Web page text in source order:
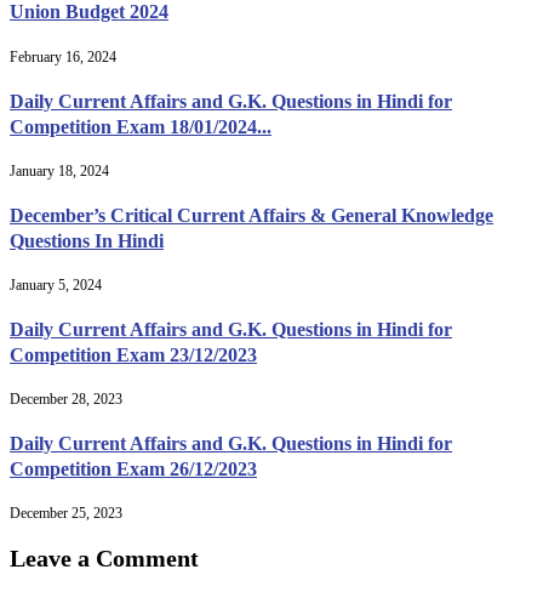
Union Budget 2024
February 16, 2024
Daily Current Affairs and G.K. Questions in Hindi for
Competition Exam 18/01/2024...
January 18, 2024
December’s Critical Current Affairs & General Knowledge
Questions In Hindi
January 5, 2024
Daily Current Affairs and G.K. Questions in Hindi for
Competition Exam 23/12/2023
December 28, 2023
Daily Current Affairs and G.K. Questions in Hindi for
Competition Exam 26/12/2023
December 25, 2023
Leave a Comment